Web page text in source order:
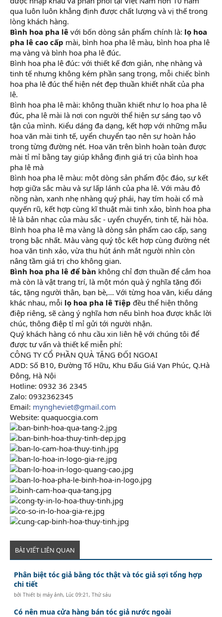
qua luôn luôn khẳng định được chất lượng và vị thế trong
lòng khách hàng.
Bình hoa pha lê với bốn dòng sản phẩm chính là: lọ hoa
pha lê cao cấp mài, bình hoa pha lê màu, bình hoa pha lê
mạ vàng và bình hoa pha lê đúc.
Bình hoa pha lê đúc: với thiết kế đơn giản, nhẹ nhàng và
tinh tế nhưng không kém phần sang trọng, mỗi chiếc bình
hoa pha lê đúc thể hiện nét đẹp thuần khiết nhất của pha
lê.
Bình hoa pha lê mài: không thuần khiết như lọ hoa pha lê
đúc, pha lê mài là nơi con người thể hiện sự sáng tạo vô
tận của mình. Kiểu dáng đa dạng, kết hợp với những mẫu
hoa văn mài tinh tế, uyển chuyển tạo nên sự hoàn hảo
trong từng đường nét. Hoa văn trên bình hoàn toàn được
mài tỉ mỉ bằng tay giúp khẳng định giá trị của bình hoa
pha lê mà
Bình hoa pha lê màu: một dòng sản phẩm độc đáo, sự kết
hợp giữa sắc màu và sự lấp lánh của pha lê. Với màu đỏ
nồng nàn, xanh nhẹ nhàng quý phái, hay tím hoài cổ mà
quyến rũ, kết hợp cùng kĩ thuật mài tinh xảo, bình hoa pha
lê là bản nhạc của màu sắc - uyển chuyển, tinh tế, hài hòa.
Bình hoa pha lê mạ vàng là dòng sản phẩm cao cấp, sang
trọng bậc nhất. Màu vàng quý tộc kết hợp cùng đường nét
hoa văn tinh xảo, vừa thu hút ánh mắt người nhìn còn
nâng tầm giá trị cho không gian.
Bình hoa pha lê để bàn không chỉ đơn thuần để cắm hoa
mà còn là vật trang trí, là một món quà ý nghĩa tặng đối
tác, tặng người thân, bạn bè,... Với từng hoa văn, kiểu dáng
khác nhau, mỗi lọ hoa pha lê Tiệp đều thể hiện thông
điệp riêng, sẽ càng ý nghĩa hơn nếu bình hoa được khắc lời
chúc, thông điệp tỉ mỉ gửi tới người nhận.
Quý khách hàng có nhu cầu xin liên hệ với chúng tôi để
được tư vấn và thiết kế miễn phí:
CÔNG TY CỔ PHẦN QUÀ TẶNG ĐỐI NGOẠI
ADD: Số B10, Đường Tố Hữu, Khu Đấu Giá Vạn Phúc, Q.Hà
Đông, Hà Nội
Hotline: 0932 36 2345
Zalo: 0932362345
Email: myngheviet@gmail.com
Website: quaquocgia.com
BÀI VIẾT LIÊN QUAN
Phân biệt tóc giả bằng tóc thật và tóc giả sợi tổng hợp
chi tiết
bởiThiết bị máy ảnh, Lúc 09:21, Thứ sáu
Có nên mua cửa hàng bán tóc giả nước ngoài